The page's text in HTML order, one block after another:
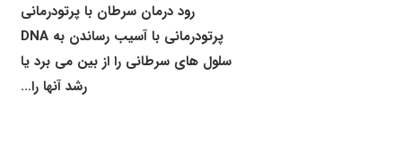
رود درمان سرطان با پرتودرمانی
پرتودرمانی با آسیب رساندن به DNA
سلول های سرطانی را از بین می برد یا
رشد آنها را…